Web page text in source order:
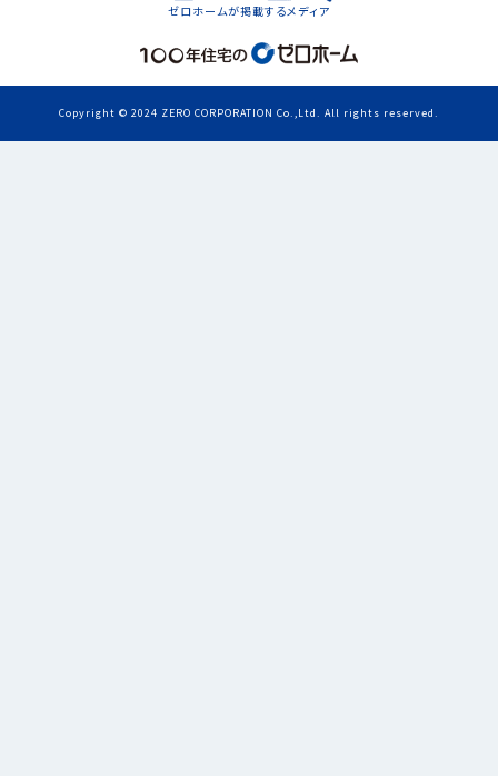
ゼロホームが掲載するメディア
Copyright © 2024 ZERO CORPORATION Co.,Ltd. All rights reserved.